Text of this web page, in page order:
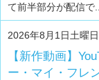
て前半部分が配信で
2026年8月1日土曜日
【新作動画】
ー・マイ・フレ